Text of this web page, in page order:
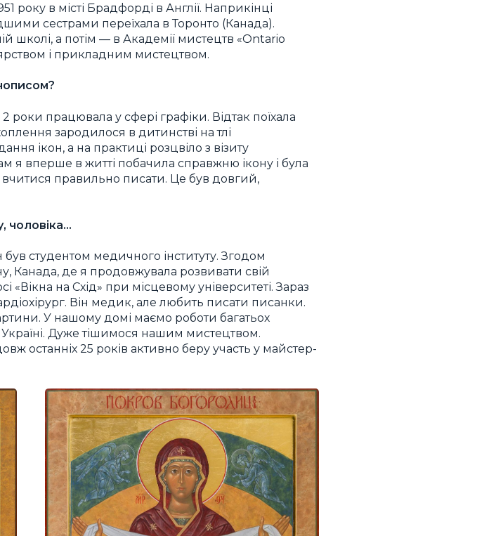
в місті Брадфорді в Англії. Наприкінці
сестрами переїхала в Торонто (Канада).
школі, а потім — в Академії мистецтв «Ontario
і прикладним мистецтвом.
роки працювала у сфері графіки. Відтак поїхала
зародилося в дитинстві на тлі
ікон, а на практиці розцвіло з візиту
я вперше в житті побачила справжню ікону і була
вчитися правильно писати. Це був довгий,
чоловіка…
був студентом медичного інституту. Згодом
Канада, де я продовжувала розвивати свій
«Вікна на Схід» при місцевому університеті. Зараз
Він медик, але любить писати писанки.
У нашому домі маємо роботи багатьох
Дуже тішимося нашим мистецтвом.
останніх 25 років активно беру участь у майстер-